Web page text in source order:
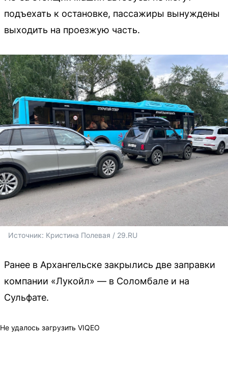
подъехать к остановке, пассажиры вынуждены
выходить на проезжую часть.
Источник: Кристина Полевая / 29.RU
Ранее в Архангельске закрылись две заправки
компании «Лукойл» — в Соломбале и на
Сульфате.
Не удалось загрузить VIQEO